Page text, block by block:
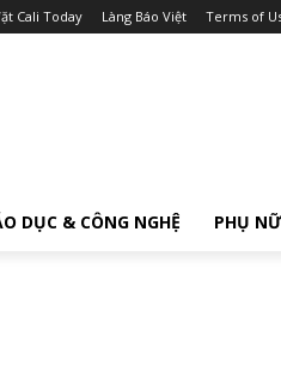
Cali Today Làng Báo Việt Terms of
DỤC & CÔNG NGHỆ PHỤ NỮ